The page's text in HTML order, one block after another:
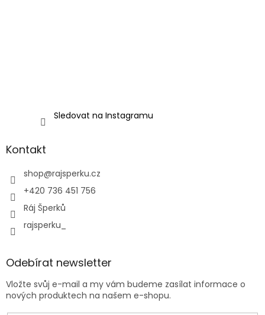
Sledovat na Instagramu
Kontakt
shop@rajsperku.cz
+420 736 451 756
Ráj Šperků
rajsperku_
Odebírat newsletter
Vložte svůj e-mail a my vám budeme zasílat informace o
nových produktech na našem e-shopu.